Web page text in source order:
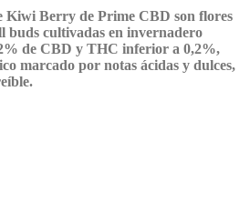
Kiwi Berry de Prime CBD son flores
buds cultivadas en invernadero
de CBD y THC inferior a 0,2%,
marcado por notas ácidas y dulces,